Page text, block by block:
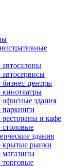
центры
здания
и кафе
здания
крытые рынки
магазины